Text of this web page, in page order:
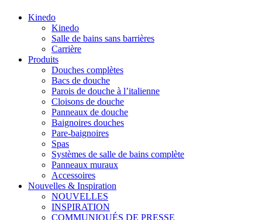
Kinedo
Kinedo
Salle de bains sans barrières
Carrière
Produits
Douches complètes
Bacs de douche
Parois de douche à l’italienne
Cloisons de douche
Panneaux de douche
Baignoires douches
Pare-baignoires
Spas
Systèmes de salle de bains complète
Panneaux muraux
Accessoires
Nouvelles & Inspiration
NOUVELLES
INSPIRATION
COMMUNIQUÉS DE PRESSE